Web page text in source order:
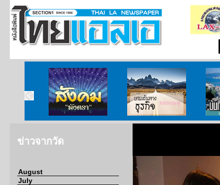
สังคมมังตรา บนเส้นทางธุรกิจ บั
ข่าวจากวัด
August
July